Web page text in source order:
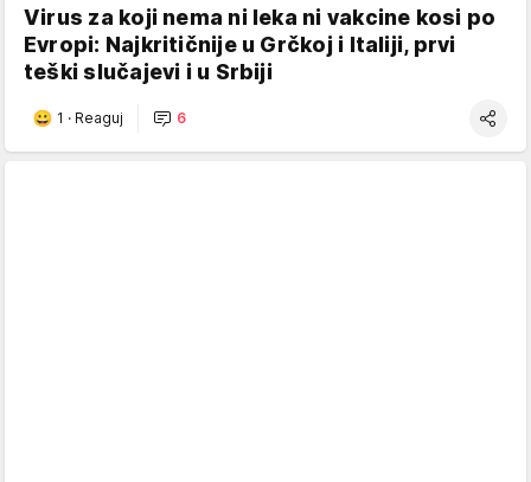
Virus za koji nema ni leka ni vakcine kosi po
Evropi: Najkritičnije u Grčkoj i Italiji, prvi
teški slučajevi i u Srbiji
1 · Reaguj 6